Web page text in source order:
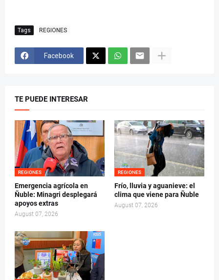
Tags REGIONES
Facebook
TE PUEDE INTERESAR
REGIONES
Emergencia agrícola en
Ñuble: Minagri desplegará
apoyos extras
August 07, 2026
REGIONES
Frío, lluvia y aguanieve: el
clima que viene para Ñuble
August 07, 2026